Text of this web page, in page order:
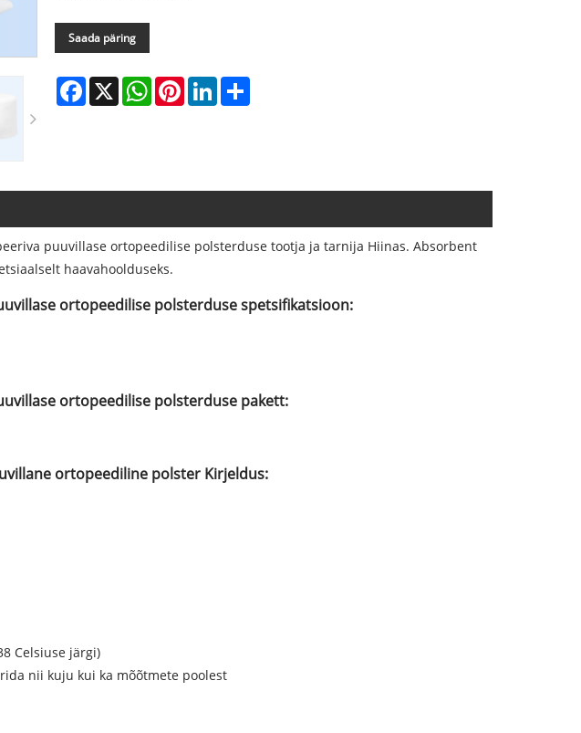
Saada päring
Facebook
X WhatsAppPinterestLinkedInShare
puuvillase ortopeedilise polsterduse tootja ja tarnija Hiinas. Absorbent
haavahoolduseks.
ortopeedilise polsterduse spetsifikatsioon:
ortopeedilise polsterduse pakett:
ortopeediline polster Kirjeldus:
Celsiuse järgi)
nii kuju kui ka mõõtmete poolest